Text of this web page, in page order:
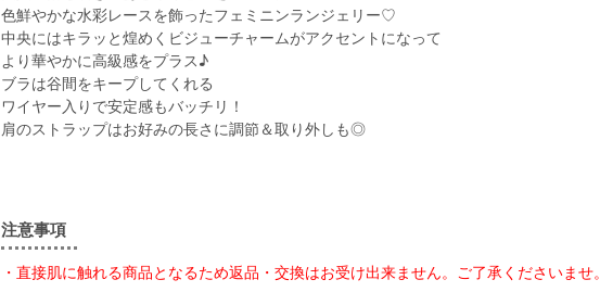
色鮮やかな水彩レースを飾ったフェミニンランジェリー♡
中央にはキラッと煌めくビジューチャームがアクセントになって
より華やかに高級感をプラス♪
ブラは谷間をキープしてくれる
ワイヤー入りで安定感もバッチリ！
肩のストラップはお好みの長さに調節＆取り外しも◎
注意事項
・直接肌に触れる商品となるため返品・交換はお受け出来ません。ご了承くださいませ。